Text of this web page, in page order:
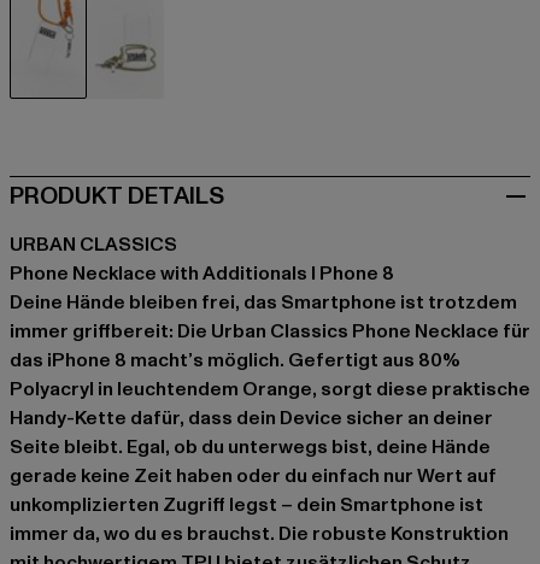
PRODUKT DETAILS
URBAN CLASSICS
Phone Necklace with Additionals I Phone 8
Deine Hände bleiben frei, das Smartphone ist trotzdem
immer griffbereit: Die Urban Classics Phone Necklace für
das iPhone 8 macht’s möglich. Gefertigt aus 80%
Polyacryl in leuchtendem Orange, sorgt diese praktische
Handy-Kette dafür, dass dein Device sicher an deiner
Seite bleibt. Egal, ob du unterwegs bist, deine Hände
gerade keine Zeit haben oder du einfach nur Wert auf
unkomplizierten Zugriff legst – dein Smartphone ist
immer da, wo du es brauchst. Die robuste Konstruktion